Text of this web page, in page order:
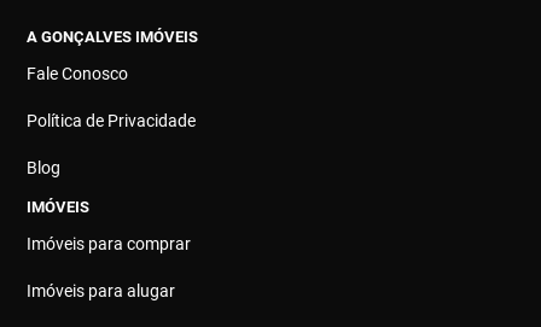
A GONÇALVES IMÓVEIS
Fale Conosco
Política de Privacidade
Blog
IMÓVEIS
Imóveis para comprar
Imóveis para alugar